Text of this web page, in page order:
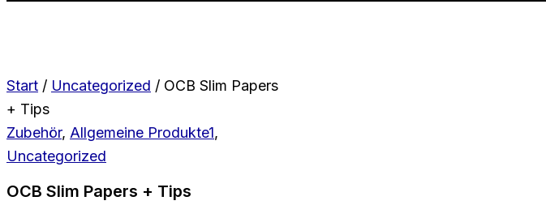
Start / Uncategorized / OCB Slim Papers
+ Tips
Zubehör, Allgemeine Produkte1,
Uncategorized
OCB Slim Papers + Tips